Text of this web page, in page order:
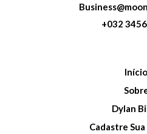
+032
Início
Dylan
Cadastre